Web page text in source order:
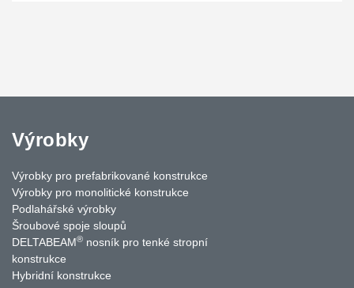
Výrobky
Výrobky pro prefabrikované konstrukce
Výrobky pro monolitické konstrukce
Podlahářské výrobky
Šroubové spoje sloupů
DELTABEAM® nosník pro tenké stropní
konstrukce
Hybridní konstrukce